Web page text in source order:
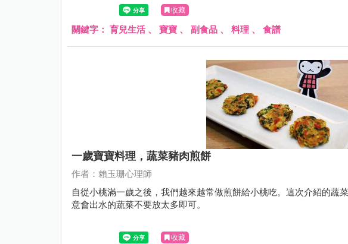
收藏
關鍵字： 育兒生活、 寶寶 、 副食品 、 料理 、 食譜
一歲寶寶料理，蔬菜豬肉煎餅
作者：賴玉珊心理師
自從小桃滿一歲之後，我們越來越常做煎餅給小桃吃。這次介紹的蔬
意會出水的蔬菜不要放太多即可。
收藏